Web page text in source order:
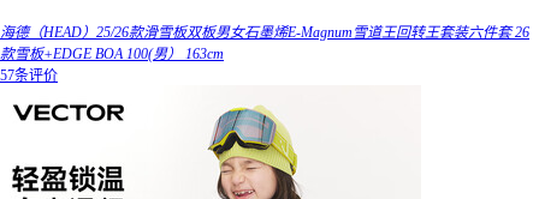
海德（HEAD）25/26款滑雪板双板男女石墨烯E-Magnum雪道王回转王套装六件套 26
款雪板+EDGE BOA 100(男） 163cm
57条评价